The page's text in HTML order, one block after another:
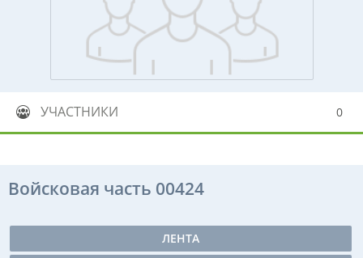
УЧАСТНИКИ 0
Войсковая часть 00424
ЛЕНТА